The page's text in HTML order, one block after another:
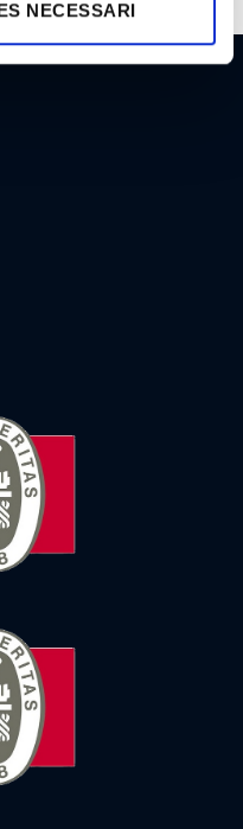
NECESSARI